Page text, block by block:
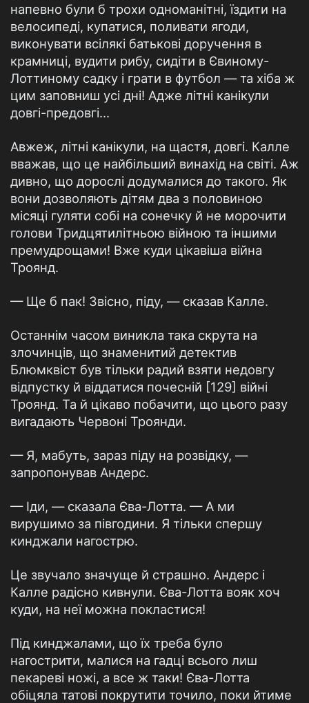
напевно були б трохи одноманітні, їздити на
велосипеді, купатися, поливати ягоди,
виконувати всілякі батькові доручення в
крамниці, вудити рибу, сидіти в Євиному-
Лоттиному садку і грати в футбол — та хіба ж
цим заповниш усі дні! Адже літні канікули
довгі-предовгі...
Авжеж, літні канікули, на щастя, довгі. Калле
вважав, що це найбільший винахід на світі. Аж
дивно, що дорослі додумалися до такого. Як
вони дозволяють дітям два з половиною
місяці гуляти собі на сонечку й не морочити
голови Тридцятилітньою війною та іншими
премудрощами! Вже куди цікавіша війна
Троянд.
— Ще б пак! Звісно, піду, — сказав Калле.
Останнім часом виникла така скрута на
злочинців, що знаменитий детектив
Блюмквіст був тільки радий взяти недовгу
відпустку й віддатися почесній [129] війні
Троянд. Та й цікаво побачити, що цього разу
вигадають Червоні Троянди.
— Я, мабуть, зараз піду на розвідку, —
запропонував Андерс.
— Іди, — сказала Єва-Лотта. — А ми
вирушимо за півгодини. Я тільки спершу
кинджали нагострю.
Це звучало значуще й страшно. Андерс і
Калле радісно кивнули. Єва-Лотта вояк хоч
куди, на неї можна покластися!
Під кинджалами, що їх треба було
нагострити, малися на гадці всього лиш
пекареві ножі, а все ж таки! Єва-Лотта
обіцяла татові покрутити точило, поки йтиме